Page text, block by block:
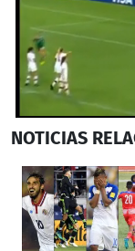
seconds
17
seconds
NOTICIAS